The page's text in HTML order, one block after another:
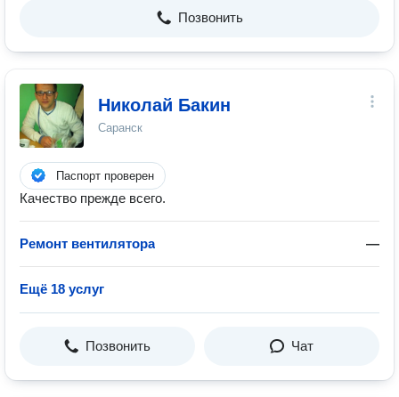
Позвонить
Николай Бакин
Саранск
Паспорт проверен
Качество прежде всего.
Ремонт вентилятора —
Ещё 18 услуг
Позвонить Чат